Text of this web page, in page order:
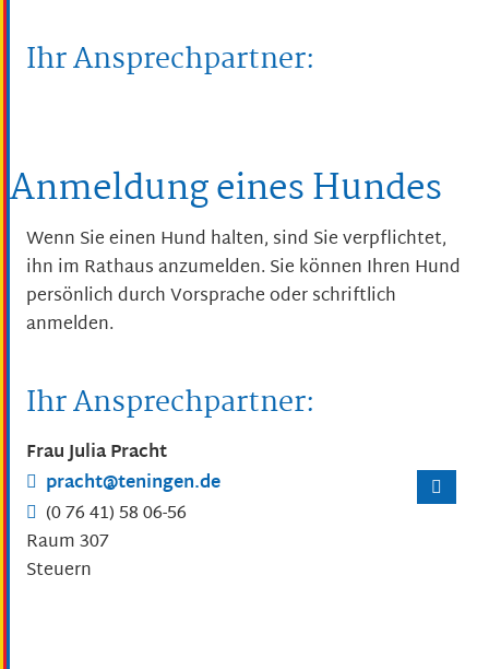
Ihr Ansprechpartner:
Anmeldung eines Hundes
Wenn Sie einen Hund halten, sind Sie verpflichtet,
ihn im Rathaus anzumelden. Sie können Ihren Hund
persönlich durch Vorsprache oder schriftlich
anmelden.
Ihr Ansprechpartner:
FrauJuliaPracht
pracht@teningen.de
(07641) 5806-56
Raum307
Steuern